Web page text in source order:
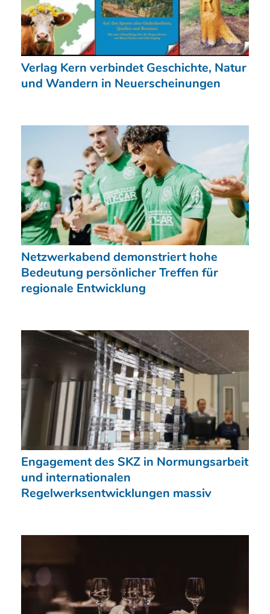
Verlag Kern verbindet Geschichte, Natur
und Wandern in Neuerscheinungen
Netzwerkabend demonstriert hohe
Bedeutung persönlicher Treffen für
regionale Entwicklung
Engagement des SKZ in Normungsarbeit
und internationalen
Regelwerksentwicklungen massiv